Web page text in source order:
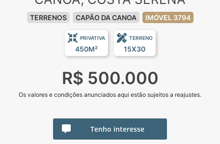
TERRENOS CAPÃO DA CANOA IMÓVEL 3794
PRIVATIVA
450M²
TERRENO
15X30
R$ 500.000
Os valores e condições anunciados aqui estão sujeitos a reajustes.
Tenho interesse